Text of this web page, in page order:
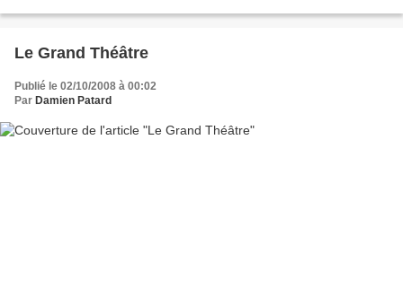
Le Grand Théâtre
Publié le 02/10/2008 à 00:02
Par Damien Patard